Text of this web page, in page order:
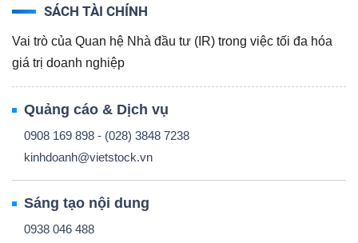
SÁCH TÀI CHÍNH
Vai trò của Quan hệ Nhà đầu tư (IR) trong việc tối đa hóa
giá trị doanh nghiệp
Quảng cáo & Dịch vụ
0908 169 898 - (028) 3848 7238
kinhdoanh@vietstock.vn
Sáng tạo nội dung
0938 046 488